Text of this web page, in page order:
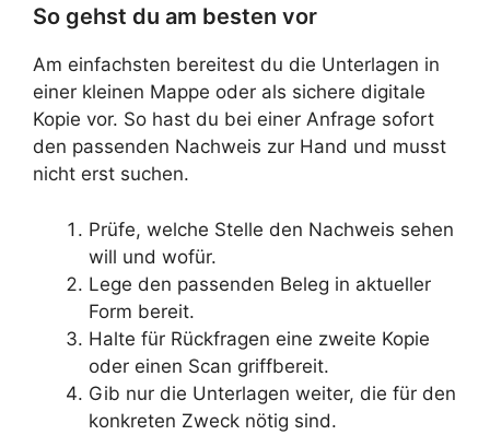
So gehst du am besten vor
Am einfachsten bereitest du die Unterlagen in
einer kleinen Mappe oder als sichere digitale
Kopie vor. So hast du bei einer Anfrage sofort
den passenden Nachweis zur Hand und musst
nicht erst suchen.
Prüfe, welche Stelle den Nachweis sehen
will und wofür.
Lege den passenden Beleg in aktueller
Form bereit.
Halte für Rückfragen eine zweite Kopie
oder einen Scan griffbereit.
Gib nur die Unterlagen weiter, die für den
konkreten Zweck nötig sind.